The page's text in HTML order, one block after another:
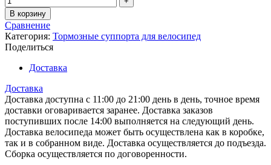
В корзину
Сравнение
Категория: Тормозные суппорта для велосипед
Поделиться
Доставка
Доставка
Доставка доступна с 11:00 до 21:00 день в день, точное время
доставки оговаривается заранее. Доставка заказов
поступивших после 14:00 выполняется на следующий день.
Доставка велосипеда может быть осуществлена как в коробке,
так и в собранном виде. Доставка осуществляется до подъезда.
Сборка осуществляется по договоренности.